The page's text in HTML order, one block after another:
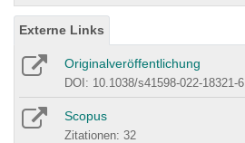
Externe Links
Originalveröffentlichung
DOI: 10.1038/s41598-022-18321-6
Scopus
Zitationen: 32